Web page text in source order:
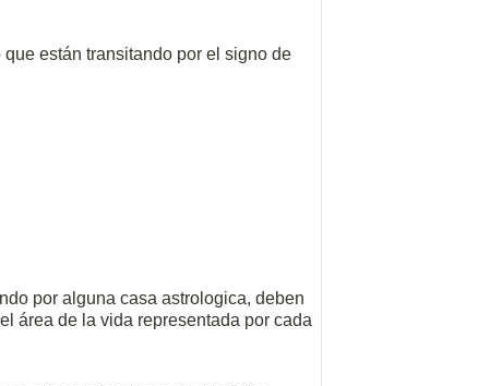
están transitando por el signo de
por alguna casa astrologica, deben
área de la vida representada por cada